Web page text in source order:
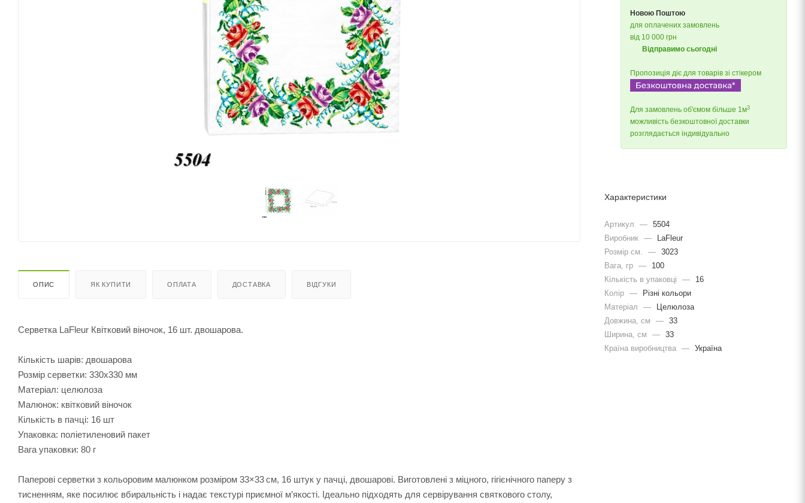
ОПИС ЯК КУПИТИ ОПЛАТА ДОСТАВКА ВІДГУКИ
Серветка LaFleur Квітковий віночок, 16 шт. двошарова.
Кількість шарів: двошарова
Розмір серветки: 330х330 мм
Матеріал: целюлоза
Малюнок: квітковий віночок
Кількість в пачці: 16 шт
Упаковка: поліетиленовий пакет
Вага упаковки: 80 г
Паперові серветки з кольоровим малюнком розміром 33×33 см, 16 штук у пачці, двошарові. Виготовлені з міцного, гігієнічного паперу з
тисненням, яке посилює вбиральність і надає текстурі приємної м’якості. Ідеально підходять для сервірування святкового столу,
Новою Поштою
для оплачених замовлень
від 10 000 грн
Відправимо сьогодні
Пропозиція діє для товарів зі стікером
Для замовлень об'ємом більше 1м3
можливість безкоштовної доставки
розглядається індивідуально
Характеристики
Артикул — 5504
Виробник —
LaFleur
Розмір см.
— 3023
Вага, гр —
100
Кількість в упаковці
—
16
Колір —
Різні кольори
Матеріал
—
Целюлоза
Довжина, cм
— 33
Ширина, cм
— 33
Країна виробництва — Україна